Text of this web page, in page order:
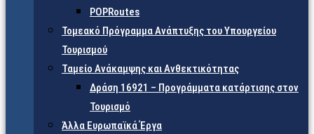
POPRoutes
Τομεακό Πρόγραμμα Ανάπτυξης του Υπουργείου
Τουρισμού
Ταμείο Ανάκαμψης και Ανθεκτικότητας
Δράση 16921 – Προγράμματα κατάρτισης στον
Τουρισμό
Άλλα Ευρωπαϊκά Έργα